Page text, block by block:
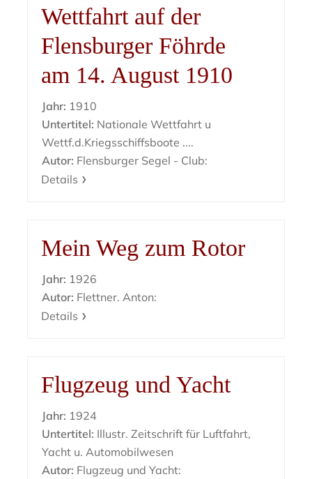
Wettfahrt auf der
Flensburger Föhrde
am 14. August 1910
Jahr: 1910
Untertitel: Nationale Wettfahrt u
Wettf.d.Kriegsschiffsboote ....
Autor: Flensburger Segel - Club:
Details
Mein Weg zum Rotor
Jahr: 1926
Autor: Flettner. Anton:
Details
Flugzeug und Yacht
Jahr: 1924
Untertitel: Illustr. Zeitschrift für Luftfahrt,
Yacht u. Automobilwesen
Autor: Flugzeug und Yacht: